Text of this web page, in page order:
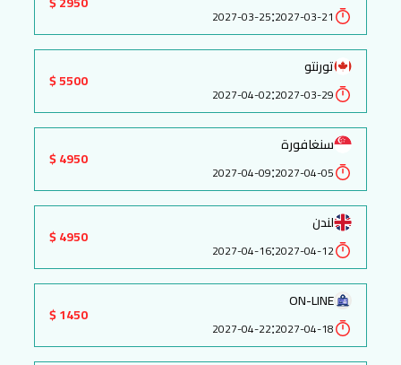
2027-03-21
:
2027-03-25
تورنتو
2027-03-29
:
2027-04-02
5500 $
سنغافورة
2027-04-05
:
2027-04-09
4950 $
لندن
2027-04-12
:
2027-04-16
4950 $
ON-LINE
2027-04-18
:
2027-04-22
1450 $